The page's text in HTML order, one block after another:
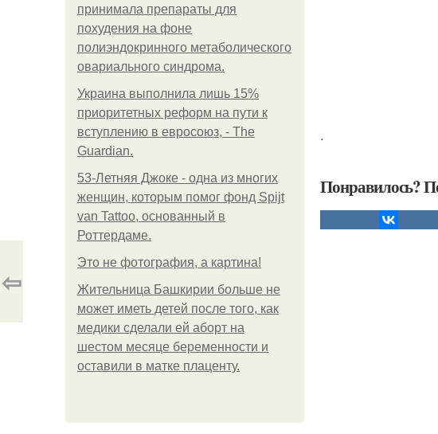
принимала препараты для
похудения на фоне
полиэндокринного метаболического
овариального синдрома.
Украина выполнила лишь 15%
приоритетных реформ на пути к
вступлению в евросоюз, - The
Guardian.
53-Летняя Джоке - одна из многих
женщин, которым помог фонд Spijt
van Tattoo, основанный в
Роттердаме.
Это не фотография, а картина!
Жительница Башкирии больше не
может иметь детей после того, как
медики сделали ей аборт на
шестом месяце беременности и
оставили в матке плаценту.
.
Понравилось?
⇦